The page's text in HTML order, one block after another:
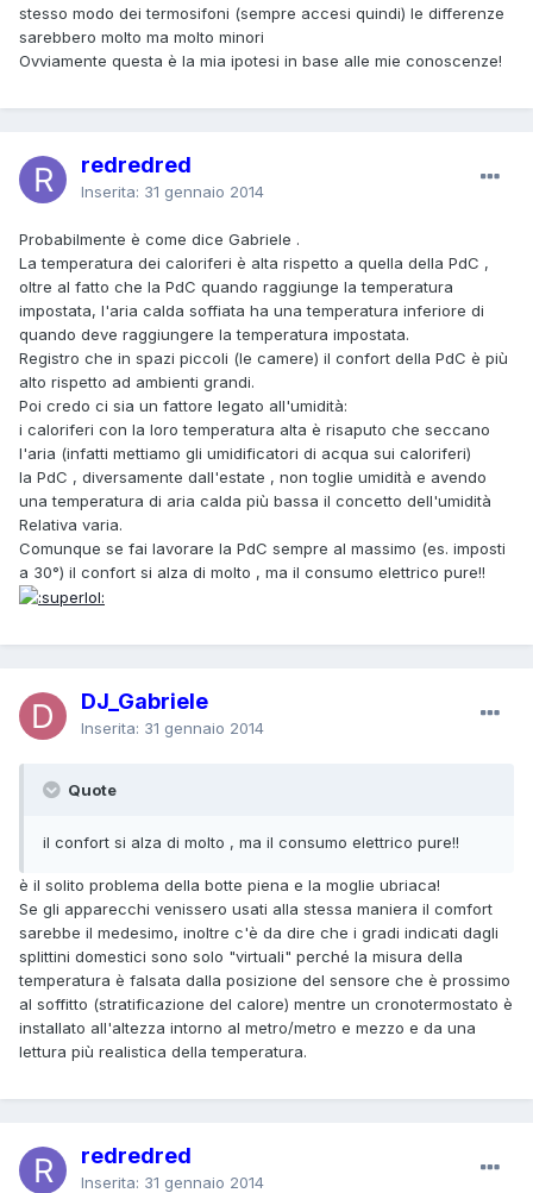
stesso modo dei termosifoni (sempre accesi quindi) le differenze
sarebbero molto ma molto minori
Ovviamente questa è la mia ipotesi in base alle mie conoscenze!
redredred
Inserita: 31 gennaio 2014
Probabilmente è come dice Gabriele .
La temperatura dei caloriferi è alta rispetto a quella della PdC ,
oltre al fatto che la PdC quando raggiunge la temperatura
impostata, l'aria calda soffiata ha una temperatura inferiore di
quando deve raggiungere la temperatura impostata.
Registro che in spazi piccoli (le camere) il confort della PdC è più
alto rispetto ad ambienti grandi.
Poi credo ci sia un fattore legato all'umidità:
i caloriferi con la loro temperatura alta è risaputo che seccano
l'aria (infatti mettiamo gli umidificatori di acqua sui caloriferi)
la PdC , diversamente dall'estate , non toglie umidità e avendo
una temperatura di aria calda più bassa il concetto dell'umidità
Relativa varia.
Comunque se fai lavorare la PdC sempre al massimo (es. imposti
a 30°) il confort si alza di molto , ma il consumo elettrico pure!!
DJ_Gabriele
Inserita: 31 gennaio 2014
Quote
il confort si alza di molto , ma il consumo elettrico pure!!
è il solito problema della botte piena e la moglie ubriaca!
Se gli apparecchi venissero usati alla stessa maniera il comfort
sarebbe il medesimo, inoltre c'è da dire che i gradi indicati dagli
splittini domestici sono solo "virtuali" perché la misura della
temperatura è falsata dalla posizione del sensore che è prossimo
al soffitto (stratificazione del calore) mentre un cronotermostato è
installato all'altezza intorno al metro/metro e mezzo e da una
lettura più realistica della temperatura.
redredred
Inserita: 31 gennaio 2014